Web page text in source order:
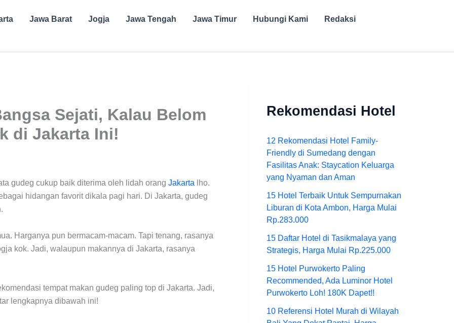
Jawa Barat Jogja Jawa Tengah Jawa Timur Hubungi Kami Redaksi
Sejati, Kalau Belom
di Jakarta Ini!
gudeg cukup baik diterima oleh lidah orang Jakarta lho.
hidangan favorit dikala pagi hari. Di Jakarta, gudeg
Harganya pun bermacam-macam. Tapi tenang, rasanya
kok. Jadi, walaupun makannya di Jakarta, rasanya
tempat makan gudeg paling top di Jakarta. Jadi,
lengkapnya dibawah ini!
Rekomendasi Hotel
12 Rekomendasi Hotel Family-
Friendly di Sumedang dengan
Fasilitas Anak: Staycation Keluarga
yang Nyaman dan Aman
15 Hotel Terbaik Untuk Sempurnakan
Liburan di Kota Ambon, Harga Mulai
Rp.283.000
15 Daftar Hotel di Tasikmalaya yang
Strategis, Harga Mulai Rp.225.000
15 Hotel Purwokerto Paling
Recommended, Ada Luminor Hotel
Purwokerto Loh! 180K Dapet!!
10 Referensi Hotel Murah di Wilayah